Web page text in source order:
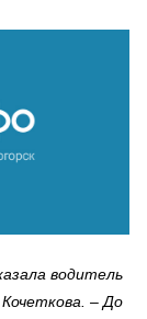
водитель
– До